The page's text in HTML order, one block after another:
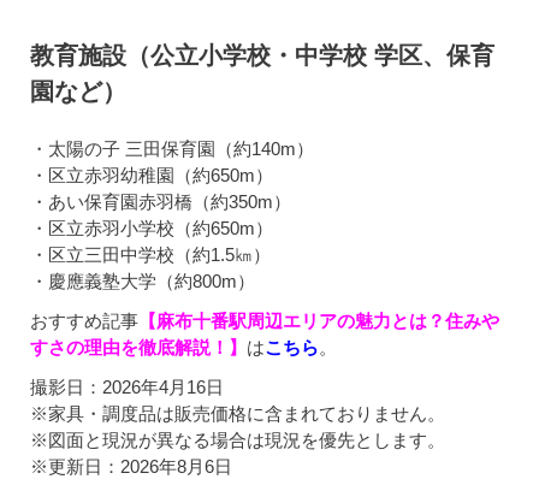
教育施設（公立小学校・中学校 学区、保育
園など）
・太陽の子 三田保育園（約140m）
・区立赤羽幼稚園（約650m）
・あい保育園赤羽橋（約350m）
・区立赤羽小学校（約650m）
・区立三田中学校（約1.5㎞）
・慶應義塾大学（約800m）
おすすめ記事 【麻布十番駅周辺エリアの魅力とは？住みや
すさの理由を徹底解説！】 はこちら。
撮影日：2026年4月16日
※家具・調度品は販売価格に含まれておりません。
※図面と現況が異なる場合は現況を優先とします。
※更新日：2026年8月6日